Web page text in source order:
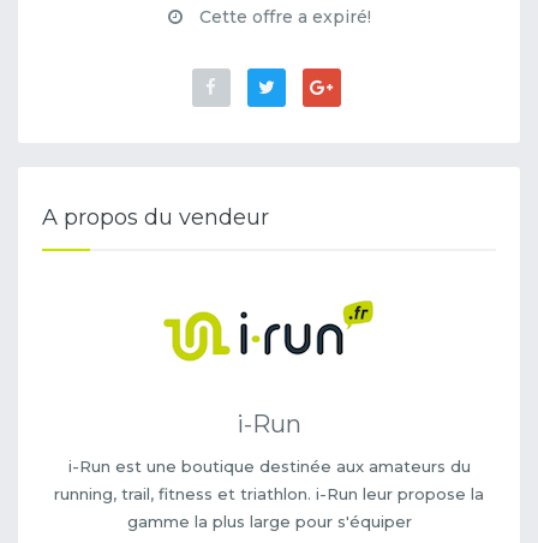
Cette offre a expiré!
A propos du vendeur
i-Run
i-Run est une boutique destinée aux amateurs du
running, trail, fitness et triathlon. i-Run leur propose la
gamme la plus large pour s'équiper